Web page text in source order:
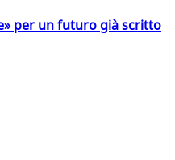
per un futuro già scritto